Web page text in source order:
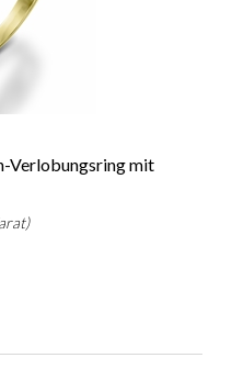
Verlobungsring mit